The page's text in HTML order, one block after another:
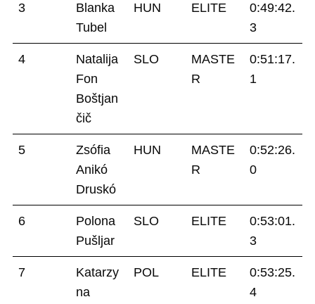
3
Blanka
Tubel
HUN ELITE
0:49:42.
3
4
Natalija
Fon
Boštjan
čič
SLO
MASTE
R
0:51:17.
1
5
Zsófia
Anikó
Druskó
HUN
MASTE
R
0:52:26.
0
6
Polona
Pušljar
SLO ELITE
0:53:01.
3
7
Katarzy
na
POL ELITE
0:53:25.
4